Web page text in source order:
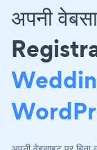
अपनी